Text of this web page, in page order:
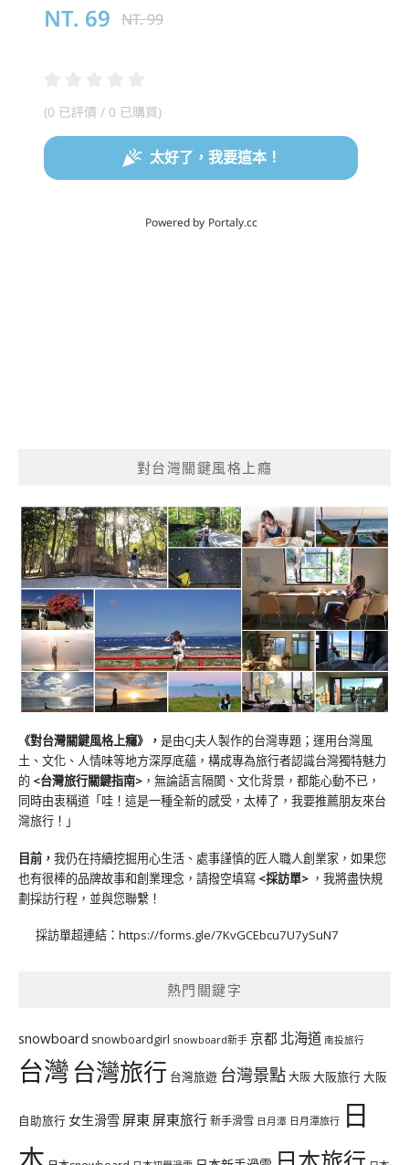
對台灣關鍵風格上癮
《對台灣關鍵風格上癮》 ， 是由CJ夫人製作的台灣專題；運用台灣風
土、文化、人情味等地方深厚底蘊，構成專為旅行者認識台灣獨特魅力
的 <台灣旅行關鍵指南> ，無論語言隔閡、文化背景，都能心動不已，
同時由衷稱道「哇！這是一種全新的感受，太棒了，我要推薦朋友來台
灣旅行！」
目前， 我仍在持續挖掘用心生活、處事謹慎的匠人職人創業家，如果您
也有很棒的品牌故事和創業理念，請撥空填寫 <採訪單> ，我將盡快規
劃採訪行程，並與您聯繫！
採訪單超連結： https://forms.gle/7KvGCEbcu7U7ySuN7
熱門關鍵字
snowboard snowboardgirl snowboard新手 京都 北海道 南投旅行
台灣台灣旅行 台灣旅遊 台灣景點大阪大阪旅行大阪
自助旅行 女生滑雪 屏東 屏東旅行新手滑雪 日月潭 日月潭旅行 日